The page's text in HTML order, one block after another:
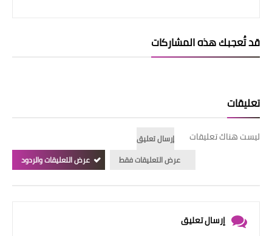
قد تُعجبك هذه المشاركات
تعليقات
ليست هناك تعليقات
إرسال تعليق
عرض التعليقات فقط
عرض التعليقات والردود
إرسال تعليق